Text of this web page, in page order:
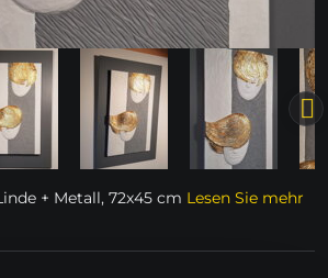
+ Metall, 72x45 cm Lesen Sie mehr